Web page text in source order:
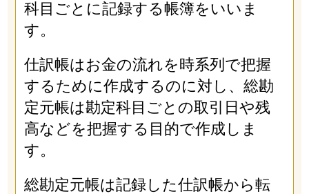
科目ごとに記録する帳簿をいいま
す。
仕訳帳はお金の流れを時系列で把握
するために作成するのに対し、総勘
定元帳は勘定科目ごとの取引日や残
高などを把握する目的で作成しま
す。
総勘定元帳は記録した仕訳帳から転